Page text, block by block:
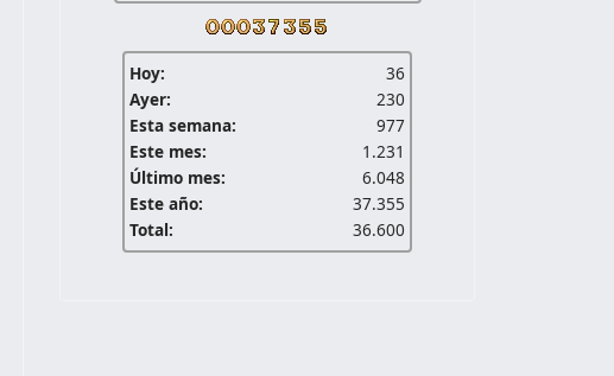
Hoy:
36
Ayer:
230
Esta semana:
977
Este mes:
1.231
Último mes:
6.048
Este año:
37.355
Total:
36.600